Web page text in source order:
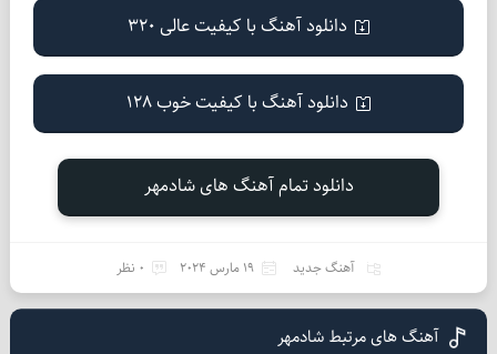
دانلود آهنگ با کیفیت عالی 320
دانلود آهنگ با کیفیت خوب 128
دانلود تمام آهنگ های شادمهر
آهنگ جدید 19 مارس 2024 0 نظر
آهنگ های مرتبط شادمهر